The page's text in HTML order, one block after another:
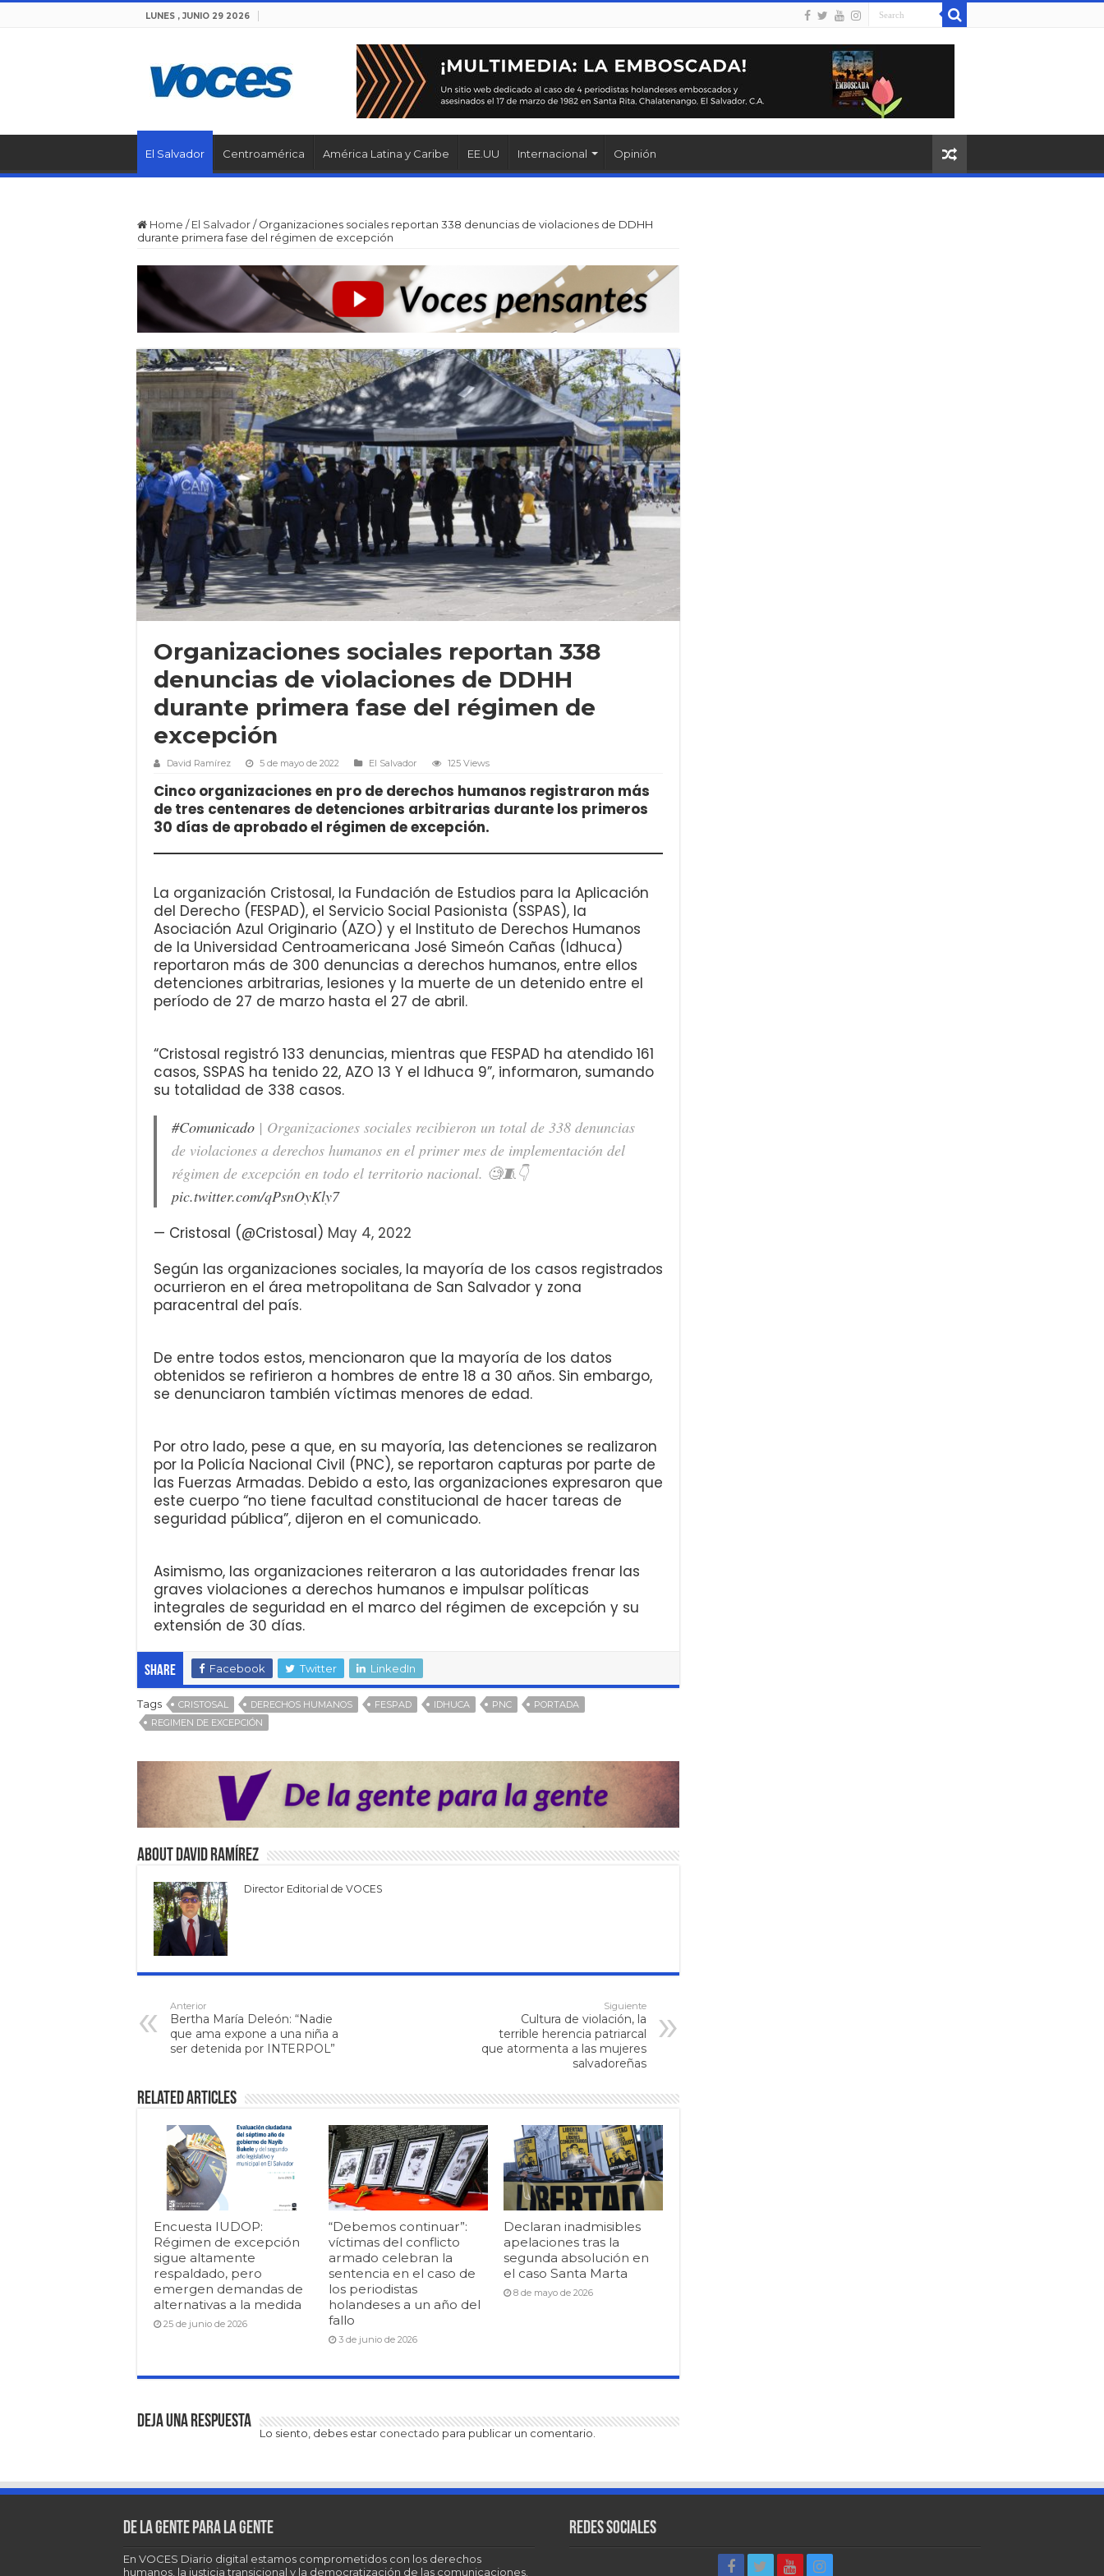
LUNES , JUNIO 29 2026
El Salvador Centroamérica América Latina y Caribe EE.UU Internacional Opinión
Home / El Salvador/ Organizaciones sociales reportan 338 denuncias de violaciones de DDHH
durante primera fase del régimen de excepción
Organizaciones sociales reportan 338
denuncias de violaciones de DDHH
durante primera fase del régimen de
excepción
David Ramírez 5 de mayo de 2022 El Salvador 125 Views
Cinco organizaciones en pro de derechos humanos registraron más
de tres centenares de detenciones arbitrarias durante los primeros
30 días de aprobado el régimen de excepción.
La organización Cristosal, la Fundación de Estudios para la Aplicación
del Derecho (FESPAD), el Servicio Social Pasionista (SSPAS), la
Asociación Azul Originario (AZO) y el Instituto de Derechos Humanos
de la Universidad Centroamericana José Simeón Cañas (Idhuca)
reportaron más de 300 denuncias a derechos humanos, entre ellos
detenciones arbitrarias, lesiones y la muerte de un detenido entre el
período de 27 de marzo hasta el 27 de abril.
“Cristosal registró 133 denuncias, mientras que FESPAD ha atendido 161
casos, SSPAS ha tenido 22, AZO 13 Y el Idhuca 9”, informaron, sumando
su totalidad de 338 casos.
#Comunicado | Organizaciones sociales recibieron un total de 338 denuncias
de violaciones a derechos humanos en el primer mes de implementación del
régimen de excepción en todo el territorio nacional. 🧐🧵👇
pic.twitter.com/qPsnOyKly7
— Cristosal (@Cristosal) May 4, 2022
Según las organizaciones sociales, la mayoría de los casos registrados
ocurrieron en el área metropolitana de San Salvador y zona
paracentral del país.
De entre todos estos, mencionaron que la mayoría de los datos
obtenidos se refirieron a hombres de entre 18 a 30 años. Sin embargo,
se denunciaron también víctimas menores de edad.
Por otro lado, pese a que, en su mayoría, las detenciones se realizaron
por la Policía Nacional Civil (PNC), se reportaron capturas por parte de
las Fuerzas Armadas. Debido a esto, las organizaciones expresaron que
este cuerpo “no tiene facultad constitucional de hacer tareas de
seguridad pública”, dijeron en el comunicado.
Asimismo, las organizaciones reiteraron a las autoridades frenar las
graves violaciones a derechos humanos e impulsar políticas
integrales de seguridad en el marco del régimen de excepción y su
extensión de 30 días.
Share Facebook Twitter LinkedIn
Tags CRISTOSAL DERECHOS HUMANOS FESPAD IDHUCA PNC
PORTADA
REGIMEN DE EXCEPCIÓN
About David Ramírez
Director Editorial de VOCES
Anterior
Bertha María Deleón: “Nadie
que ama expone a una niña a
ser detenida por INTERPOL”
Siguiente
Cultura de violación, la
terrible herencia patriarcal
que atormenta a las mujeres
salvadoreñas
Related Articles
Encuesta IUDOP:
Régimen de excepción
sigue altamente
respaldado, pero
emergen demandas de
alternativas a la medida
25 de junio de 2026
“Debemos continuar”:
víctimas del conflicto
armado celebran la
sentencia en el caso de
los periodistas
holandeses a un año del
fallo
3 de junio de 2026
Declaran inadmisibles
apelaciones tras la
segunda absolución en
el caso Santa Marta
8 de mayo de 2026
Deja una respuesta
Lo siento, debes estar conectado para publicar un comentario.
De la gente para la gente
En VOCES Diario digital estamos comprometidos con los derechos
humanos, la justicia transicional y la democratización de las comunicaciones.
Redes sociales